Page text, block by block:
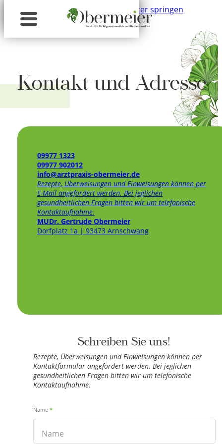
Zum Hauptinhalt springen Zum Footer springen
Kontakt und Adresse
09977 1323
09977 902012
info@arztpraxis-obermeier.de
Rezepte, Überweisungen und Einweisungen können per
E-Mail angefordert werden. Bei jeglichen
gesundheitlichen Fragen bitten wir um telefonische
Kontaktaufnahme.
MUDr. Gertrude Obermeier
Dorfplatz 1a | 93473 Arnschwang
Schreiben Sie uns!
Rezepte, Überweisungen und Einweisungen können per
Kontaktformular angefordert werden. Bei jeglichen
gesundheitlichen Fragen bitten wir um telefonische
Kontaktaufnahme.
o
n
Name *